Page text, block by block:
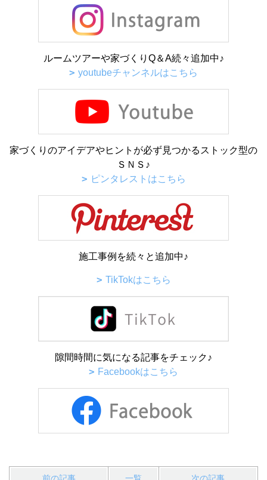
ルームツアーや家づくりQ＆A続々追加中♪
youtubeチャンネルはこちら
家づくりのアイデアやヒントが必ず見つかるストック型の
ＳＮＳ♪
ピンタレストはこちら
施工事例を続々と追加中♪
TikTokはこちら
隙間時間に気になる記事をチェック♪
Facebookはこちら